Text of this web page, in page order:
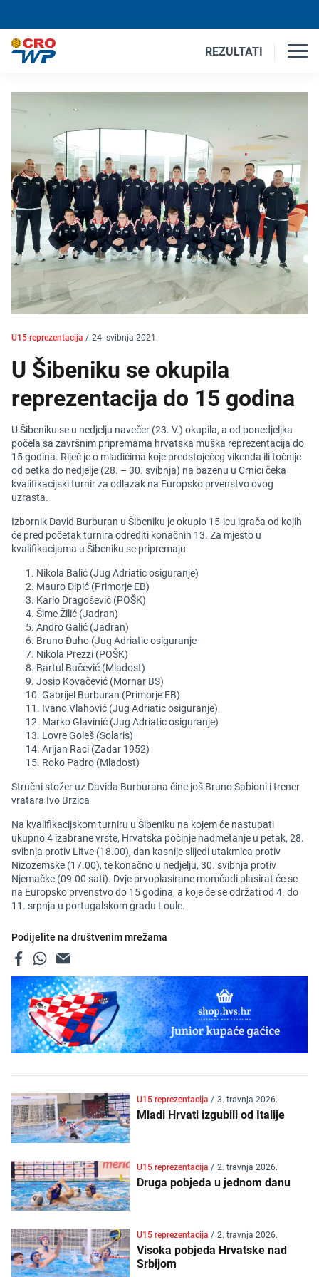
REZULTATI
U15 reprezentacija / 24. svibnja 2021.
U Šibeniku se okupila
reprezentacija do 15 godina
U Šibeniku se u nedjelju navečer (23. V.) okupila, a od ponedjeljka
počela sa završnim pripremama hrvatska muška reprezentacija do
15 godina. Riječ je o mladićima koje predstojećeg vikenda ili točnije
od petka do nedjelje (28. – 30. svibnja) na bazenu u Crnici čeka
kvalifikacijski turnir za odlazak na Europsko prvenstvo ovog
uzrasta.
Izbornik David Burburan u Šibeniku je okupio 15-icu igrača od kojih
će pred početak turnira odrediti konačnih 13. Za mjesto u
kvalifikacijama u Šibeniku se pripremaju:
Nikola Balić (Jug Adriatic osiguranje)
Mauro Dipić (Primorje EB)
Karlo Dragošević (POŠK)
Šime Žilić (Jadran)
Andro Galić (Jadran)
Bruno Đuho (Jug Adriatic osiguranje
Nikola Prezzi (POŠK)
Bartul Bučević (Mladost)
Josip Kovačević (Mornar BS)
Gabrijel Burburan (Primorje EB)
Ivano Vlahović (Jug Adriatic osiguranje)
Marko Glavinić (Jug Adriatic osiguranje)
Lovre Goleš (Solaris)
Arijan Raci (Zadar 1952)
Roko Padro (Mladost)
Stručni stožer uz Davida Burburana čine još Bruno Sabioni i trener
vratara Ivo Brzica
Na kvalifikacijskom turniru u Šibeniku na kojem će nastupati
ukupno 4 izabrane vrste, Hrvatska počinje nadmetanje u petak, 28.
svibnja protiv Litve (18.00), dan kasnije slijedi utakmica protiv
Nizozemske (17.00), te konačno u nedjelju, 30. svibnja protiv
Njemačke (09.00 sati). Dvje prvoplasirane momčadi plasirat će se
na Europsko prvenstvo do 15 godina, a koje će se održati od 4. do
11. srpnja u portugalskom gradu Loule.
Podijelite na društvenim mrežama
U15 reprezentacija/ 3. travnja 2026.
Mladi Hrvati izgubili od Italije
U15 reprezentacija/ 2. travnja 2026.
Druga pobjeda u jednom danu
U15 reprezentacija/ 2. travnja 2026.
Visoka pobjeda Hrvatske nad
Srbijom